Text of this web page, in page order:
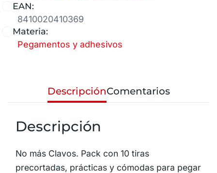
EAN:
8410020410369
Materia:
Pegamentos y adhesivos
DescripciónComentarios
Descripción
No más Clavos. Pack con 10 tiras
precortadas, prácticas y cómodas para pegar